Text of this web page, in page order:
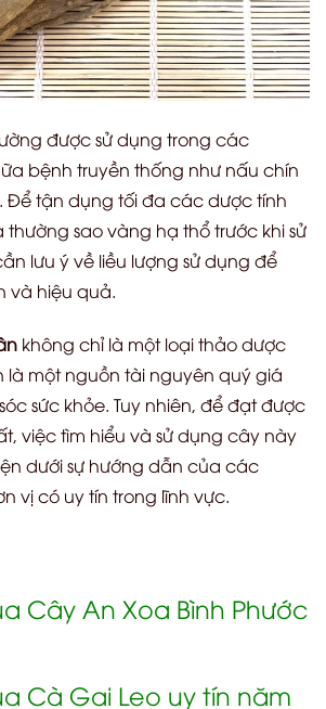
được sử dụng trong các
bệnh truyền thống như nấu chín
Để tận dụng tối đa các dược tính
sao vàng hạ thổ trước khi sử
lưu ý về liều lượng sử dụng để
và hiệu quả.
không chỉ là một loại thảo dược
là một nguồn tài nguyên quý giá
sức khỏe. Tuy nhiên, để đạt được
việc tìm hiểu và sử dụng cây này
dưới sự hướng dẫn của các
vị có uy tín trong lĩnh vực.
Cây An Xoa Bình Phước
Cà Gai Leo uy tín năm